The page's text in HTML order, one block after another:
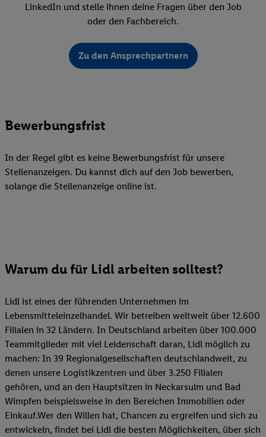
LinkedIn und stelle ihnen deine Fragen über den Job
oder den Fachbereich.
Zu den Ansprechpartnern
Bewerbungsfrist
In der Regel gibt es keine Bewerbungsfrist für unsere
Stellenanzeigen. Du kannst dich auf den Job bewerben,
solange die Stellenanzeige online ist.
Warum du für Lidl arbeiten solltest?
Lidl ist eines der führenden Unternehmen im
Lebensmitteleinzelhandel. Wir betreiben weltweit über 12.600
Filialen in 32 Ländern. In Deutschland arbeiten über 100.000
Teammitglieder mit viel Leidenschaft daran, Lidl möglich zu
machen: In 39 Regionalgesellschaften deutschlandweit, zu
denen unsere Logistikzentren und über 3.250 Filialen
gehören, und an den Hauptsitzen in Neckarsulm und Bad
Wimpfen beispielsweise in den Bereichen Immobilien oder
Einkauf.Wer den Willen hat, Chancen zu ergreifen und sich zu
entwickeln, findet bei Lidl die besten Möglichkeiten, über sich